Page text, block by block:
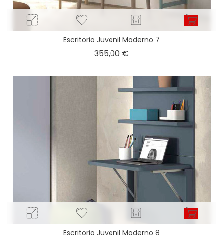
Escritorio Juvenil Moderno 7
355,00 €
Escritorio Juvenil Moderno 8